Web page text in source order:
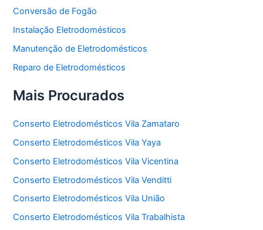
Conversão de Fogão
Instalação Eletrodomésticos
Manutenção de Eletrodomésticos
Reparo de Eletrodomésticos
Mais Procurados
Conserto Eletrodomésticos Vila Zamataro
Conserto Eletrodomésticos Vila Yaya
Conserto Eletrodomésticos Vila Vicentina
Conserto Eletrodomésticos Vila Venditti
Conserto Eletrodomésticos Vila União
Conserto Eletrodomésticos Vila Trabalhista